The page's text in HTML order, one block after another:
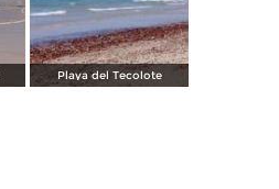
Playa del Tecolote